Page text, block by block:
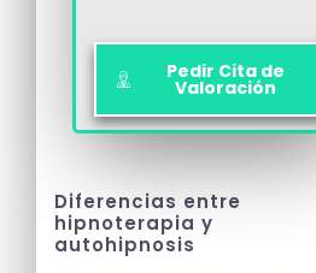
Pedir Cita de
Valoración
Diferencias entre
hipnoterapia y
autohipnosis